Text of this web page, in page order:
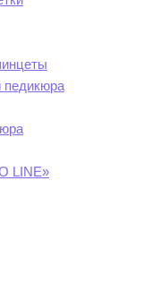
педикюра
LINE»